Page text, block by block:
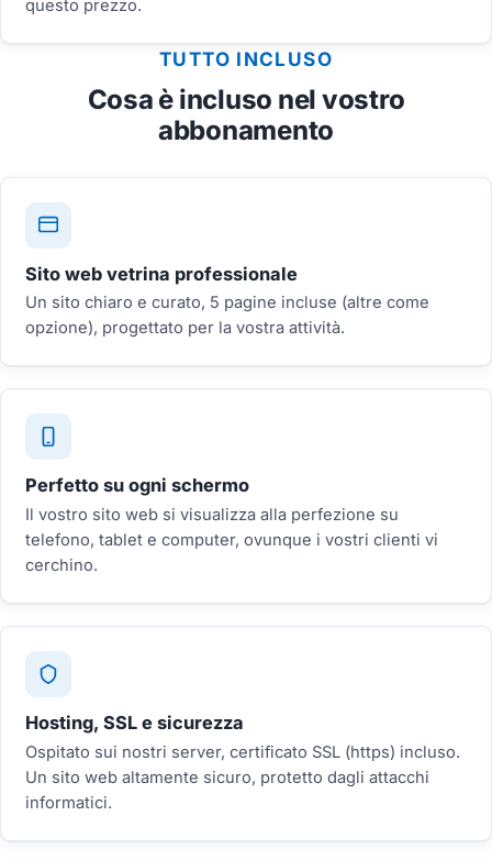
questo prezzo.
TUTTO INCLUSO
Cosa è incluso nel vostro
abbonamento
Sito web vetrina professionale
Un sito chiaro e curato, 5 pagine incluse (altre come
opzione), progettato per la vostra attività.
Perfetto su ogni schermo
Il vostro sito web si visualizza alla perfezione su
telefono, tablet e computer, ovunque i vostri clienti vi
cerchino.
Hosting, SSL e sicurezza
Ospitato sui nostri server, certificato SSL (https) incluso.
Un sito web altamente sicuro, protetto dagli attacchi
informatici.